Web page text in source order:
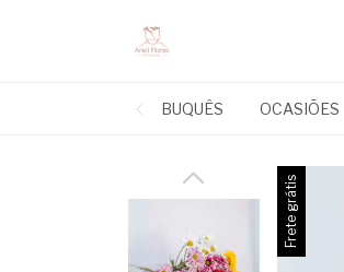
BUQUÊS OCASIÕES
Frete grátis